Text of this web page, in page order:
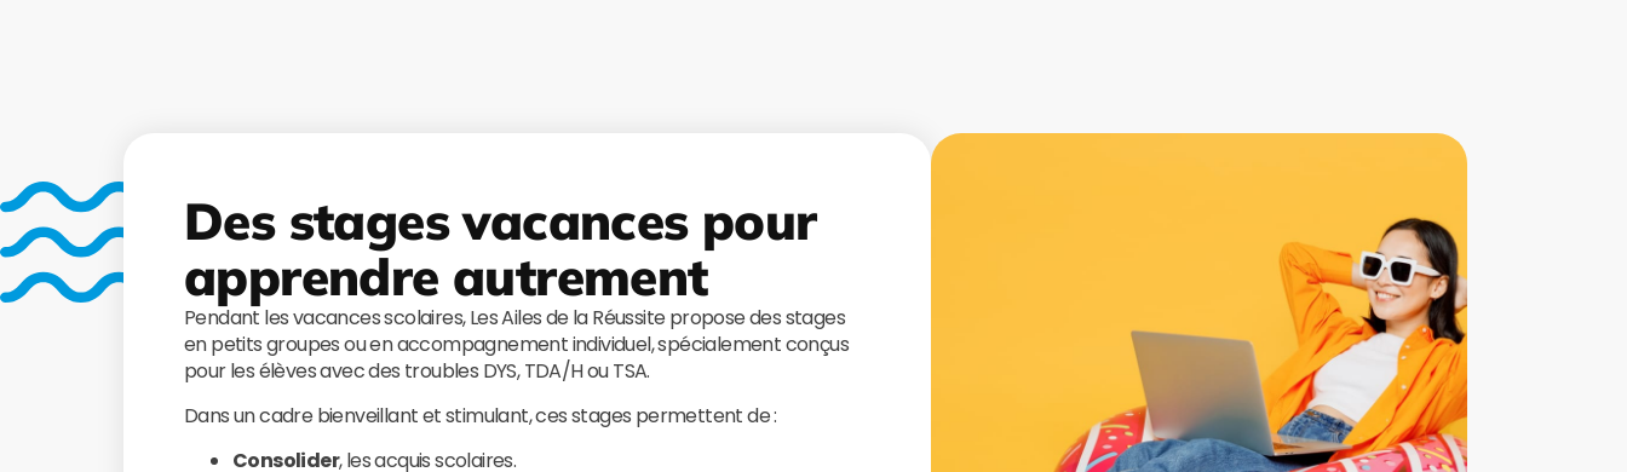
Des stages vacances pour
apprendre autrement
Pendant les vacances scolaires, Les Ailes de la Réussite propose des stages
en petits groupes ou en accompagnement individuel, spécialement conçus
pour les élèves avec des troubles DYS, TDA/H ou TSA.
Dans un cadre bienveillant et stimulant, ces stages permettent de :
Consolider, les acquis scolaires.